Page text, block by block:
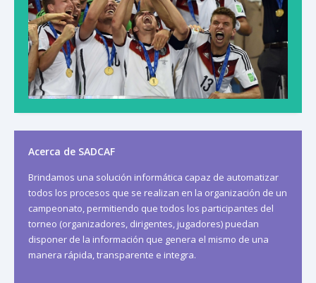
Acerca de SADCAF
Brindamos una solución informática capaz de automatizar
todos los procesos que se realizan en la organización de un
campeonato, permitiendo que todos los participantes del
torneo (organizadores, dirigentes, jugadores) puedan
disponer de la información que genera el mismo de una
manera rápida, transparente e integra.